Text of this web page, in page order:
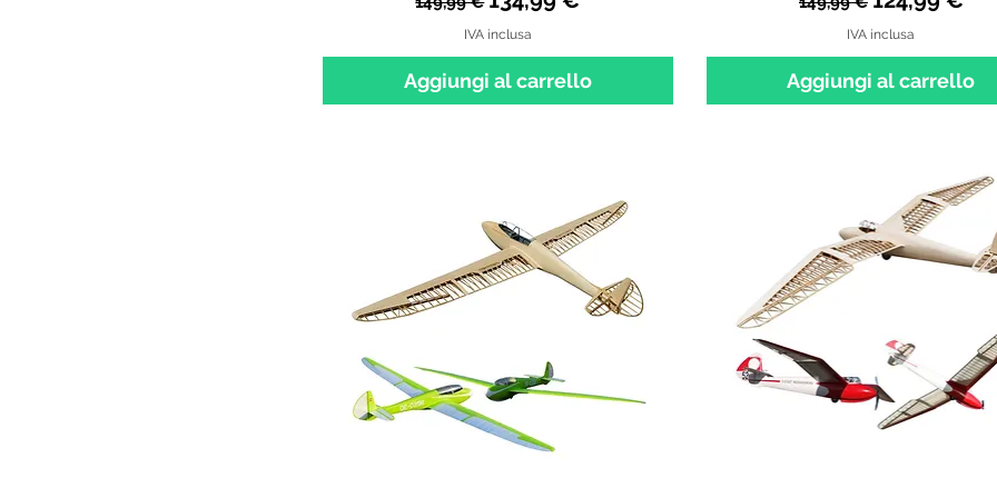
IVA inclusa
Aggiungi al carrello
IVA inclusa
Aggiungi al carrello